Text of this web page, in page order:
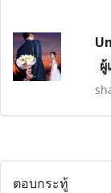
ผู้
ตอบกระทู้